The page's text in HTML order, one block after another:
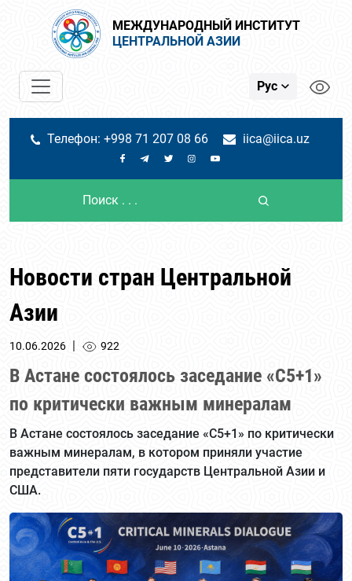
МЕЖДУНАРОДНЫЙ ИНСТИТУТ
ЦЕНТРАЛЬНОЙ АЗИИ
Рус
Телефон: +998 71 207 08 66 iica@iica.uz
Новости стран Центральной
Азии
10.06.2026 | 922
В Астане состоялось заседание «С5+1»
по критически важным минералам
В Астане состоялось заседание «С5+1» по критически
важным минералам, в котором приняли участие
представители пяти государств Центральной Азии и
США.